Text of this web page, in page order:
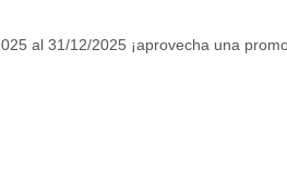
al 31/12/2025 ¡aprovecha una